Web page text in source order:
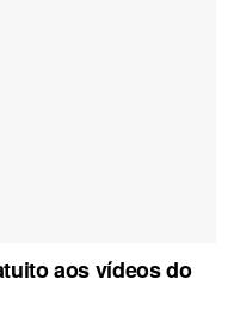
aos vídeos do